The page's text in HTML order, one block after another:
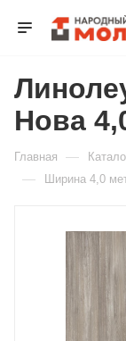
Нова
Главная —
— Ширина 4,0
Для клиентов
Разбейте
оплату
График